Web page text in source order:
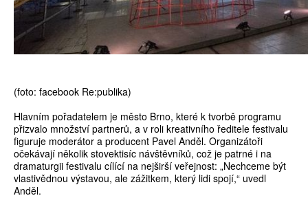
(foto: facebook Re:publika)
Hlavním pořadatelem je město Brno, které k tvorbě programu
přizvalo množství partnerů, a v roli kreativního ředitele festivalu
figuruje moderátor a producent Pavel Anděl. Organizátoři
očekávají několik stovektisíc návštěvníků, což je patrné i na
dramaturgii festivalu cílící na nejširší veřejnost: „Nechceme být
vlastivědnou výstavou, ale zážitkem, který lidi spojí,“ uvedl
Anděl.